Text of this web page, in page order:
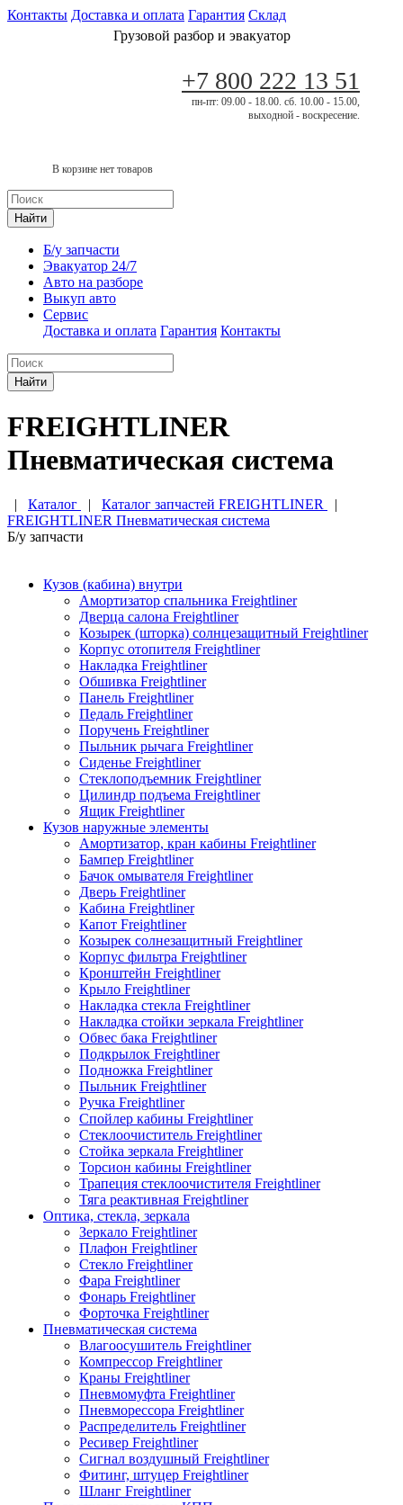
Контакты Доставка и оплата Гарантия Склад
Грузовой разбор и эвакуатор
+7 800 222 13 51
пн-пт: 09.00 - 18.00. сб. 10.00 - 15.00,
выходной - воскресение.
В корзине нет товаров
Найти
Б/у запчасти
Эвакуатор 24/7
Авто на разборе
Выкуп авто
Сервис
Доставка и оплата Гарантия Контакты
Найти
FREIGHTLINER
Пневматическая система
| Каталог | Каталог запчастей FREIGHTLINER
|
FREIGHTLINER Пневматическая система
Б/у запчасти
Кузов (кабина) внутри
Амортизатор спальника Freightliner
Дверца салона Freightliner
Козырек (шторка) солнцезащитный Freightliner
Корпус отопителя Freightliner
Накладка Freightliner
Обшивка Freightliner
Панель Freightliner
Педаль Freightliner
Поручень Freightliner
Пыльник рычага Freightliner
Сиденье Freightliner
Стеклоподъемник Freightliner
Цилиндр подъема Freightliner
Ящик Freightliner
Кузов наружные элементы
Амортизатор, кран кабины Freightliner
Бампер Freightliner
Бачок омывателя Freightliner
Дверь Freightliner
Кабина Freightliner
Капот Freightliner
Козырек солнезащитный Freightliner
Корпус фильтра Freightliner
Кронштейн Freightliner
Крыло Freightliner
Накладка стекла Freightliner
Накладка стойки зеркала Freightliner
Обвес бака Freightliner
Подкрылок Freightliner
Подножка Freightliner
Пыльник Freightliner
Ручка Freightliner
Спойлер кабины Freightliner
Стеклоочиститель Freightliner
Стойка зеркала Freightliner
Торсион кабины Freightliner
Трапеция стеклоочистителя Freightliner
Тяга реактивная Freightliner
Оптика, стекла, зеркала
Зеркало Freightliner
Плафон Freightliner
Стекло Freightliner
Фара Freightliner
Фонарь Freightliner
Форточка Freightliner
Пневматическая система
Влагоосушитель Freightliner
Компрессор Freightliner
Краны Freightliner
Пневмомуфта Freightliner
Пневморессора Freightliner
Распределитель Freightliner
Ресивер Freightliner
Сигнал воздушный Freightliner
Фитинг, штуцер Freightliner
Шланг Freightliner